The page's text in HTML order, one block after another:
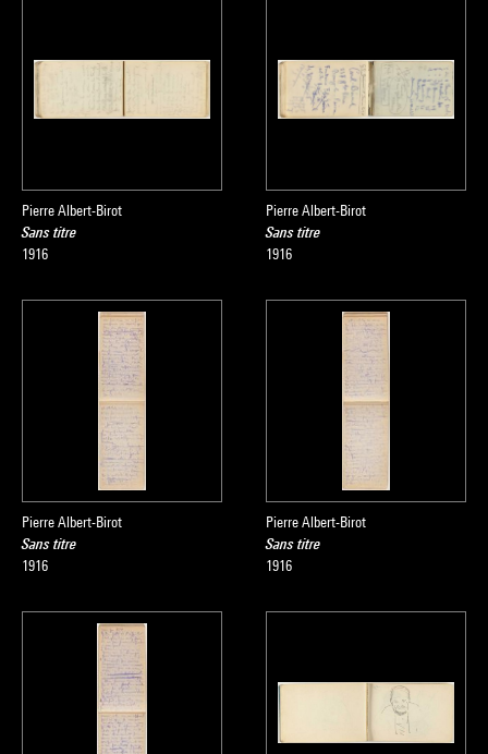
Pierre Albert-Birot
Sans titre
1916
Pierre Albert-Birot
Sans titre
1916
Pierre Albert-Birot
Sans titre
1916
Pierre Albert-Birot
Sans titre
1916